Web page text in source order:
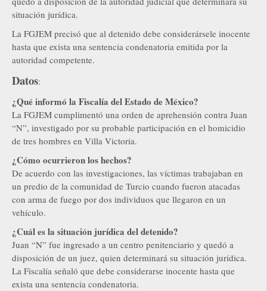
situación jurídica.
La FGJEM precisó que al detenido debe considerársele inocente
hasta que exista una sentencia condenatoria emitida por la
autoridad competente.
Datos:
¿Qué informó la Fiscalía del Estado de México?
La FGJEM cumplimentó una orden de aprehensión contra Juan
“N”, investigado por su probable participación en el homicidio
de tres hombres en Villa Victoria.
¿Cómo ocurrieron los hechos?
De acuerdo con las investigaciones, las víctimas trabajaban en
un predio de la comunidad de Turcio cuando fueron atacadas
con arma de fuego por dos individuos que llegaron en un
vehículo.
¿Cuál es la situación jurídica del detenido?
Juan “N” fue ingresado a un centro penitenciario y quedó a
disposición de un juez, quien determinará su situación jurídica.
La Fiscalía señaló que debe considerarse inocente hasta que
exista una sentencia condenatoria.